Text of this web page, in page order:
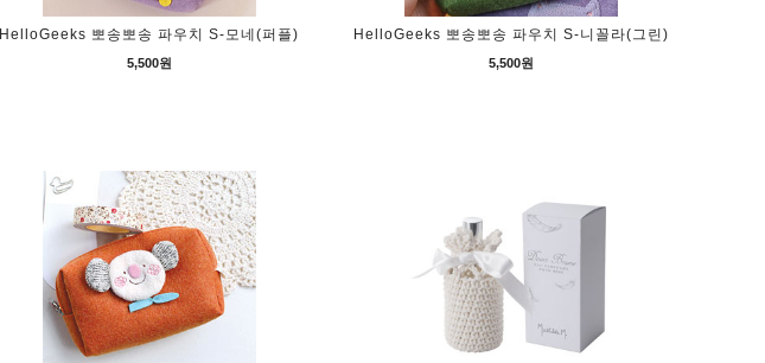
HelloGeeks 뽀송뽀송 파우치 S-모네(퍼플)
5,500원
HelloGeeks 뽀송뽀송 파우치 S-니꼴라(그린)
5,500원